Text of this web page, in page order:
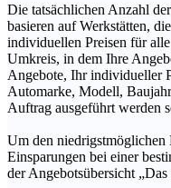
Die tatsächlichen Anzahl
basieren auf Werkstätten,
individuellen Preisen für
Umkreis, in dem Ihre
Angebote, Ihr individueller
Automarke, Modell,
Auftrag ausgeführt werden
Um den niedrigstmöglichen
Einsparungen bei einer
der Angebotsübersicht